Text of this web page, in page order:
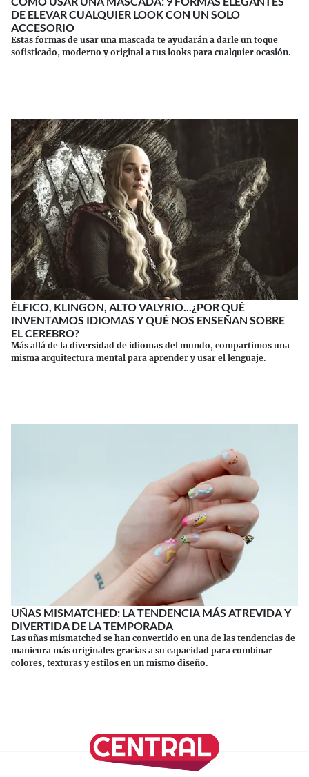
DE ELEVAR CUALQUIER LOOK CON UN SOLO
ACCESORIO
Estas formas de usar una mascada te ayudarán a darle un toque
sofisticado, moderno y original a tus looks para cualquier ocasión.
ÉLFICO, KLINGON, ALTO VALYRIO...¿POR QUÉ
INVENTAMOS IDIOMAS Y QUÉ NOS ENSEÑAN SOBRE
EL CEREBRO?
Más allá de la diversidad de idiomas del mundo, compartimos una
misma arquitectura mental para aprender y usar el lenguaje.
UÑAS MISMATCHED: LA TENDENCIA MÁS ATREVIDA Y
DIVERTIDA DE LA TEMPORADA
Las uñas mismatched se han convertido en una de las tendencias de
manicura más originales gracias a su capacidad para combinar
colores, texturas y estilos en un mismo diseño.